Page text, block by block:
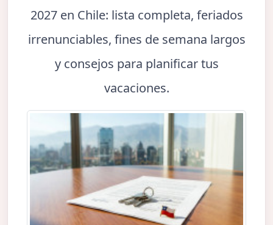
2027 en Chile: lista completa, feriados
irrenunciables, fines de semana largos
y consejos para planificar tus
vacaciones.